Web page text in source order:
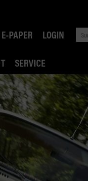
E-PAPER LOGIN
SERVICE
ROBIN ROAD
AI RECHTSBERATUNG
VERKEHRSPOLITIK
WETTBEWERB